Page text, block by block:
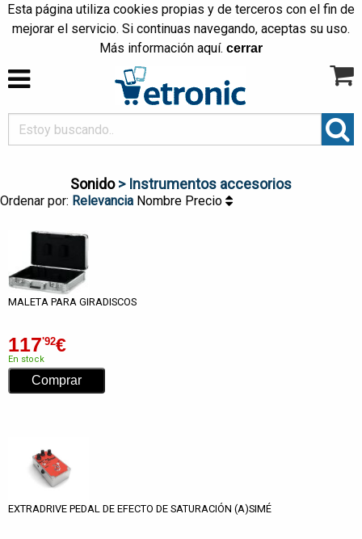
Esta página utiliza cookies propias y de terceros con el fin de
mejorar el servicio. Si continuas navegando, aceptas su uso.
Más información aquí. cerrar
Sonido> Instrumentos accesorios
Ordenar por: Relevancia Nombre Precio
MALETA PARA GIRADISCOS
117'92€
En stock
EXTRADRIVE PEDAL DE EFECTO DE SATURACIÓN (A)SIMÉ